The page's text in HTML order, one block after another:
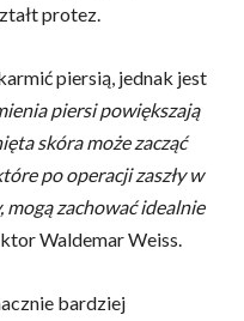
protez.
piersią, jednak jest
piersi powiększają
skóra może zacząć
po operacji zaszły w
mogą zachować idealnie
Waldemar Weiss.
bardziej